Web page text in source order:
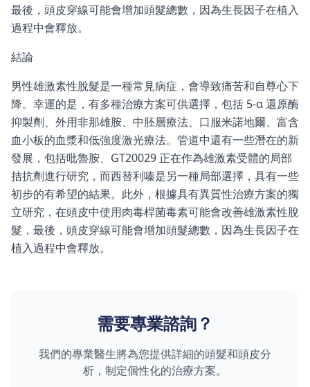
最後，頭皮穿線可能會增加頭髮總數，因為生長因子在植入
過程中會釋放。
結論
男性雄激素性脫髮是一種常見病症，會導致痛苦和自尊心下
降。幸運的是，有多種治療方案可供選擇，包括 5-α 還原酶
抑製劑、外用非那雄胺、中胚層療法、口服米諾地爾、富含
血小板的血漿和低強度激光療法。管道中還有一些潛在的新
發展，包括吡魯胺、GT20029 正在作為雄激素受體的局部
拮抗劑進行研究，而西替利嗪是另一種局部選擇，具有一些
初步的有希望的結果。此外，根據具有異質性治療方案的獨
立研究，在頭皮中使用肉毒桿菌毒素可能會改善雄激素性脫
髮，最後，頭皮穿線可能會增加頭髮總數，因為生長因子在
植入過程中會釋放。
需要專業諮詢？
我們的專業醫生將為您提供詳細的頭髮和頭皮分
析，制定個性化的治療方案。